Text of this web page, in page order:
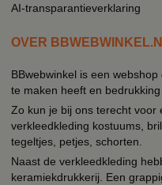
AI-transparantieverklaring
OVER
BBwebwinkel is een
te maken heeft en
Zo kun je bij ons terecht voor
verkleedkleding kostuums,
tegeltjes, petjes, schorten.
Naast de verkleedkleding
keramiekdrukkerij. Een